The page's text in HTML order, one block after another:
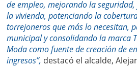
de empleo, mejorando la
la vivienda, potenciando la
torrejoneros que más lo necesitan,
municipal y consolidando la marca
Moda como fuente de creación de
ingresos”, destacó el alcalde,